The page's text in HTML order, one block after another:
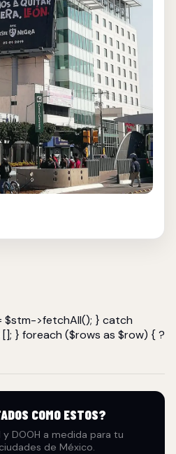
$stm->fetchAll(); } catch
} foreach ($rows as $row) { ?
COMO ESTOS?
y DOOH a medida para tu
de México.